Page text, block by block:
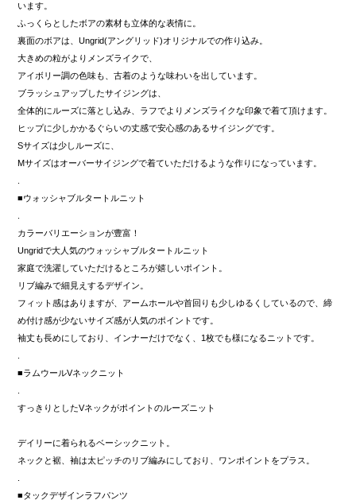
います。
ふっくらとしたボアの素材も立体的な表情に。
裏面のボアは、Ungrid(アングリッド)オリジナルでの作り込み。
大きめの粒がよりメンズライクで、
アイボリー調の色味も、古着のような味わいを出しています。
ブラッシュアップしたサイジングは、
全体的にルーズに落とし込み、ラフでよりメンズライクな印象で着て頂けます。
ヒップに少しかかるぐらいの丈感で安心感のあるサイジングです。
Sサイズは少しルーズに、
Mサイズはオーバーサイジングで着ていただけるような作りになっています。
■ウォッシャブルタートルニット
カラーバリエーションが豊富！
Ungridで大人気のウォッシャブルタートルニット
家庭で洗濯していただけるところが嬉しいポイント。
リブ編みで細見えするデザイン。
フィット感はありますが、アームホールや首回りも少しゆるくしているので、締
め付け感が少ないサイズ感が人気のポイントです。
袖丈も長めにしており、インナーだけでなく、1枚でも様になるニットです。
■ラムウールVネックニット
すっきりとしたVネックがポイントのルーズニット
デイリーに着られるベーシックニット。
ネックと裾、袖は太ピッチのリブ編みにしており、ワンポイントをプラス。
■タックデザインラフパンツ